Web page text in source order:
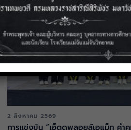
2 สิงหาคม 2569